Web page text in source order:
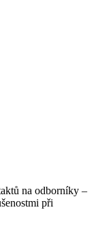
na odborníky –
při